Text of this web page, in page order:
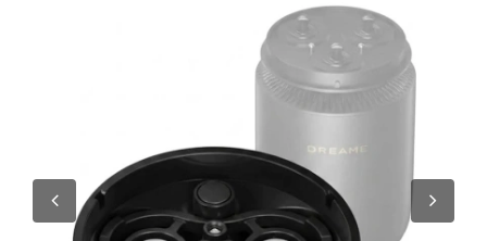
Targówek
+48 692 620 120
ul. Głębocka 15
03-287 Warszawa
Pokaż na mapie